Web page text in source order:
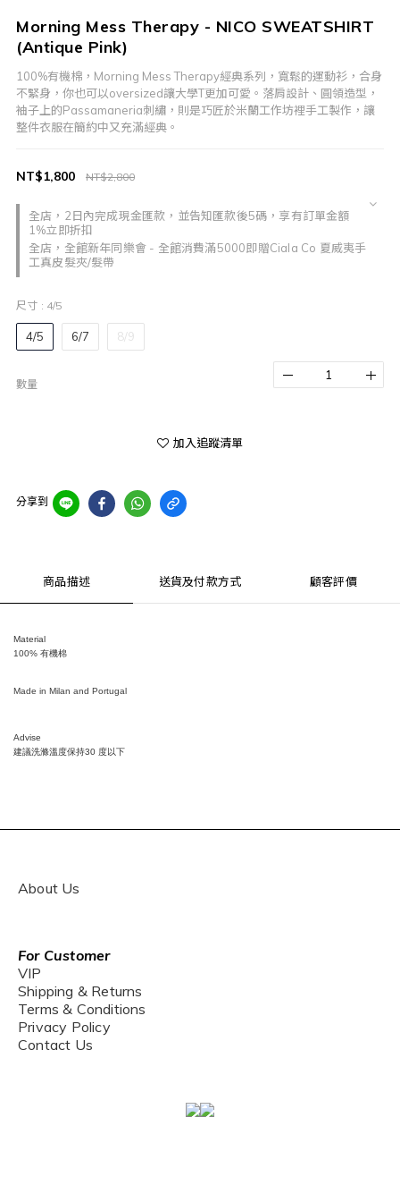
Morning Mess Therapy - NICO SWEATSHIRT
(Antique Pink)
100%有機棉，Morning Mess Therapy經典系列，寬鬆的運動衫，合身
不緊身，你也可以oversized讓大學T更加可愛。落肩設計、圓領造型，
袖子上的Passamaneria刺繡，則是巧匠於米蘭工作坊裡手工製作，讓
整件衣服在簡約中又充滿經典。
全店，2日內完成現金匯款，並告知匯款後5碼，享有訂單金額
1%立即折扣
全店，全館新年同樂會 - 全館消費滿5000即贈Ciala Co 夏威夷手
工真皮髮夾/髮帶
NT$2,800
NT$1,800
尺寸 : 4/5
4/5 6/7 8/9
數量
加入追蹤清單
分享到
商品描述 送貨及付款方式 顧客評價
Material
100% 有機棉
Made in Milan and Portugal
Advise
建議洗滌溫度保持30 度以下
About Us
For Customer
VIP
Shipping & Returns
Terms & Conditions
Privacy Policy
Contact Us